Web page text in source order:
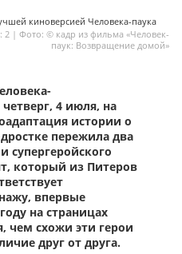
2 | Фото: © кадр из фильма «Человек-
паук: Возвращение домой»
4 июля, на
истории о
пережила два
супергеройского
который из Питеров
впервые
на страницах
чем схожи эти герои
друг от друга.